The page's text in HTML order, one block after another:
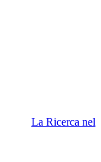
La Ricerca nel